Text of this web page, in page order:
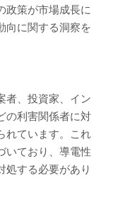
政策が市場成長に
向に関する洞察を
者、投資家、イン
の利害関係者に対
れています。これ
いており、導電性
処する必要があり